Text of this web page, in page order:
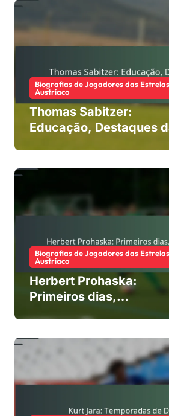
Biografias de Jogadores das
Austríaco
Thomas Sabitzer:
Educação, Destaques
Biografias de Jogadores das
Austríaco
Herbert Prohaska:
Primeiros dias,